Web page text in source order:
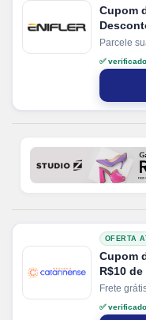
Cupom
Parcele
cartão.
via PIX.
✅
OFERTA
Cupom
R$10
Frete
região
juros no
✅ verificado